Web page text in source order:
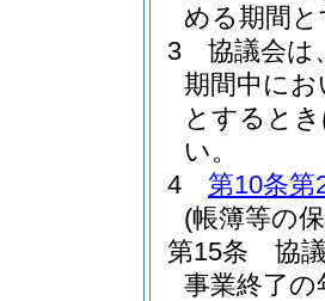
める期間
3
協議会は
期間中に
とすると
い。
4
第10条第
(帳簿等の
第15条
協
事業終了